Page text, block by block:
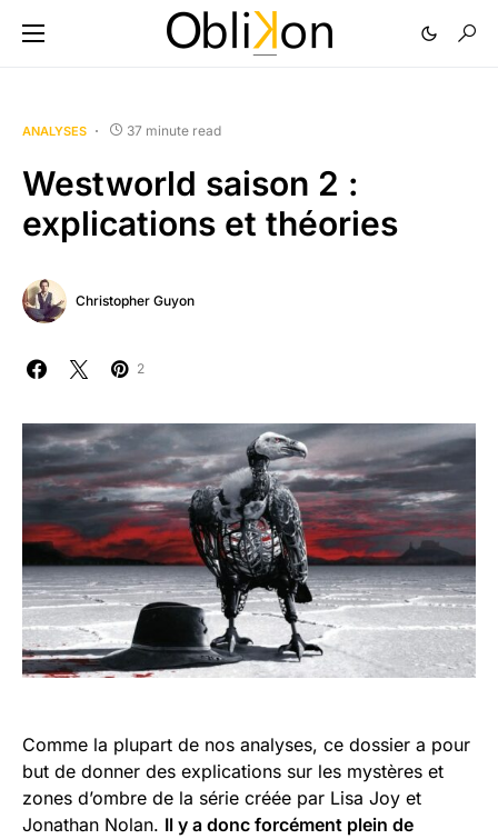
ANALYSES 37 minute read
Westworld saison 2 :
explications et théories
Christopher Guyon
2
Comme la plupart de nos analyses, ce dossier a pour
but de donner des explications sur les mystères et
zones d’ombre de la série créée par Lisa Joy et
Jonathan Nolan. Il y a donc forcément plein de